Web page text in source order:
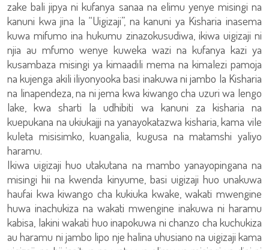
zake bali jipya ni kufanya sanaa na elimu yenye misingi na
kanuni kwa jina la “Uigizaji”, na kanuni ya Kisharia inasema
kuwa mifumo ina hukumu zinazokusudiwa, ikiwa uigizaji ni
njia au mfumo wenye kuweka wazi na kufanya kazi ya
kusambaza misingi ya kimaadili mema na kimalezi pamoja
na kujenga akili iliyonyooka basi inakuwa ni jambo la Kisharia
na linapendeza, na ni jema kwa kiwango cha uzuri wa lengo
lake, kwa sharti la udhibiti wa kanuni za kisharia na
kuepukana na ukiukajji na yanayokatazwa kisharia, kama vile
kuleta misisimko, kuangalia, kugusa na matamshi yaliyo
haramu.
Ikiwa uigizaji huo utakutana na mambo yanayopingana na
misingi hii na kwenda kinyume, basi uigizaji huo unakuwa
haufai kwa kiwango cha kukiuka kwake, wakati mwengine
huwa inachukiza na wakati mwengine inakuwa ni haramu
kabisa, lakini wakati huo inapokuwa ni chanzo cha kuchukiza
au haramu ni jambo lipo nje halina uhusiano na uigizaji kama